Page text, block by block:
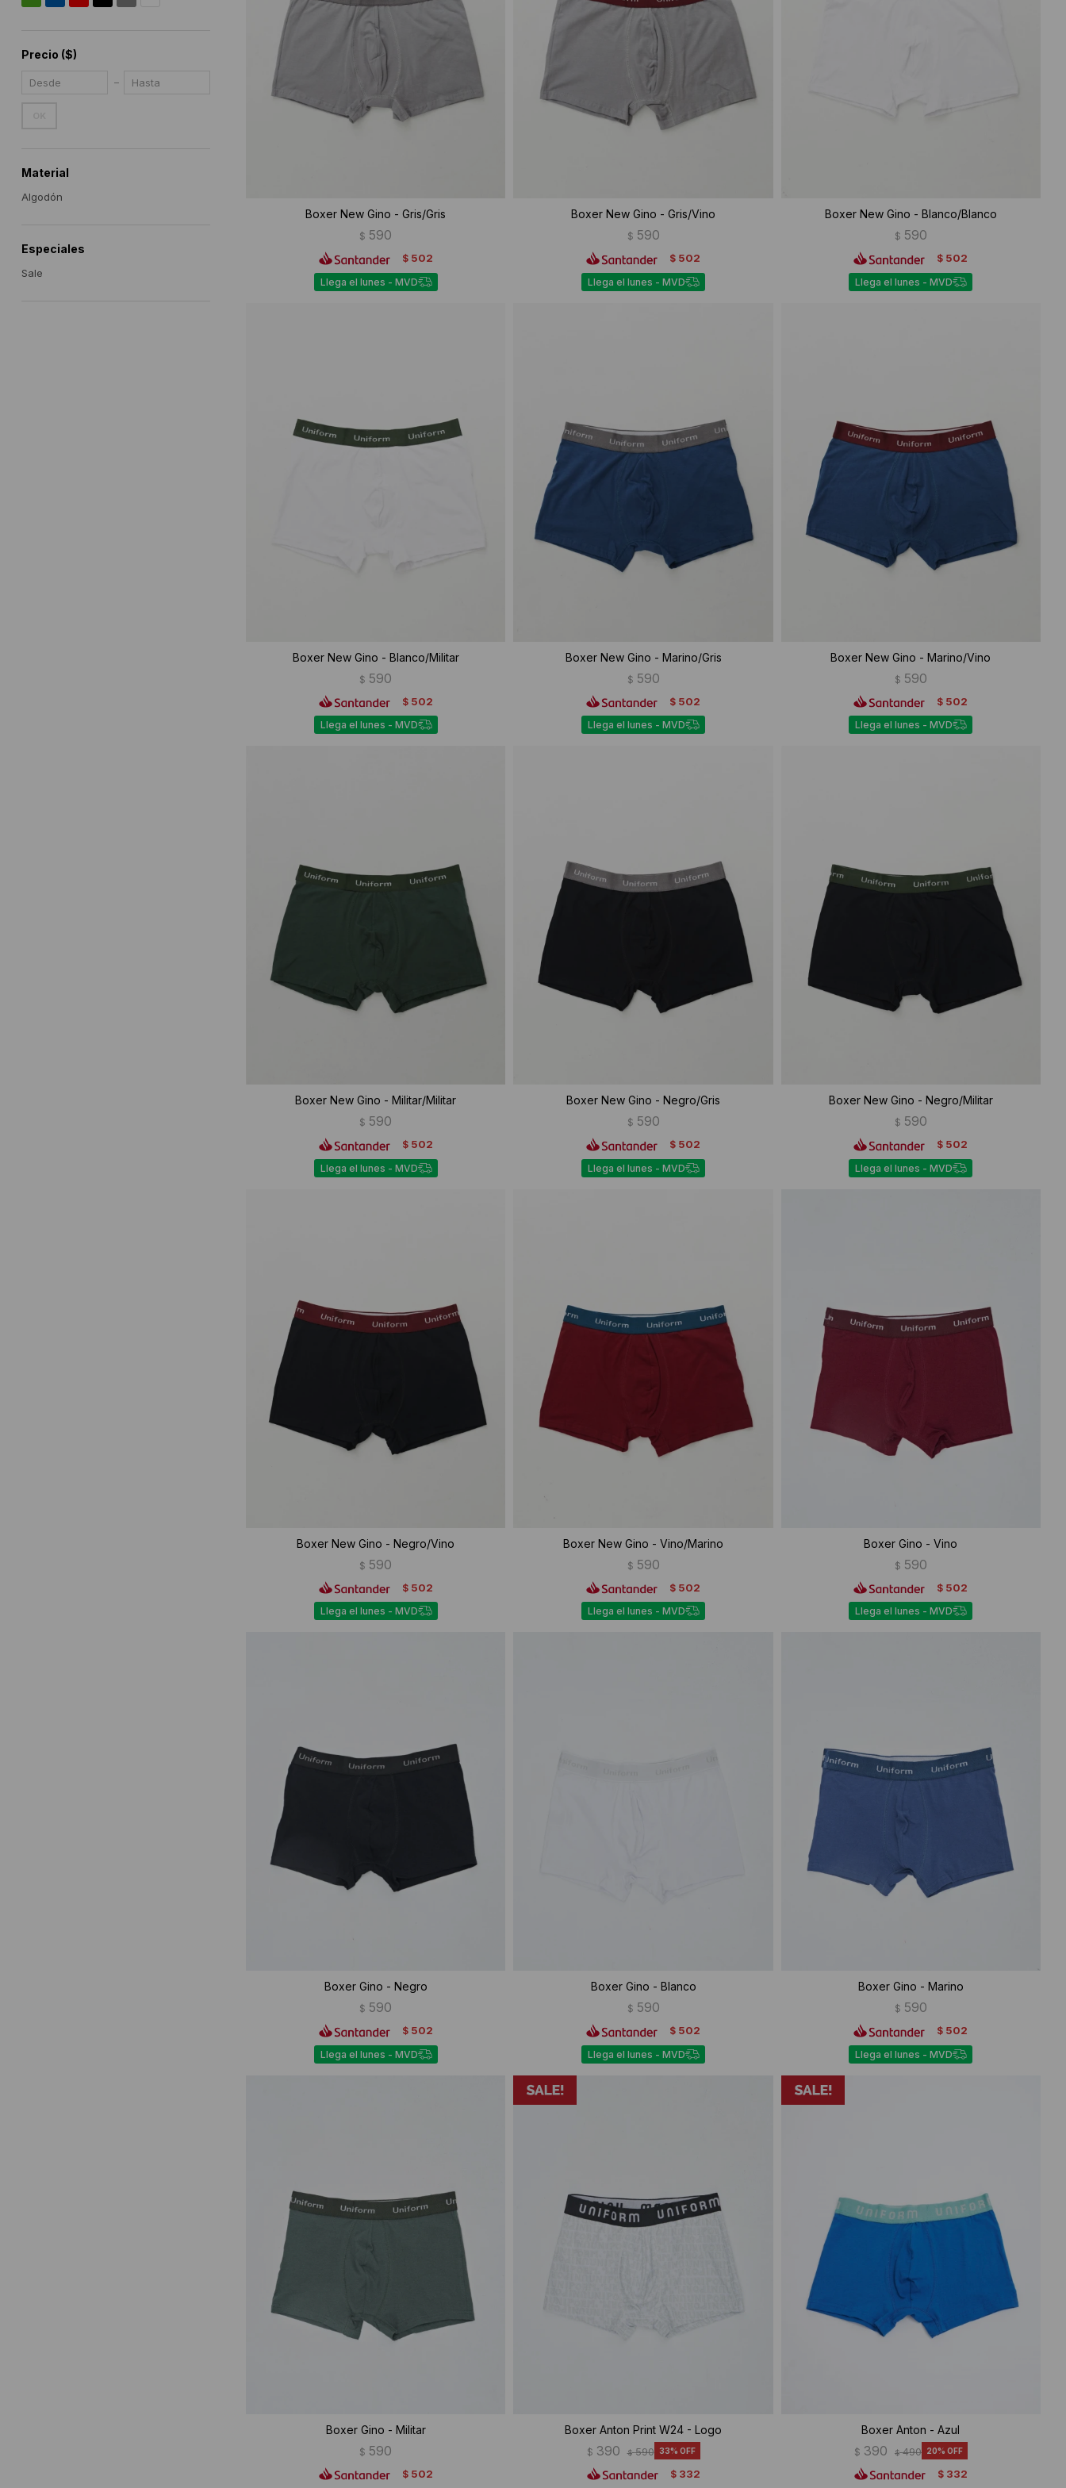
Boxer New Gino - Gris/Gris
$ 590
$ 502
Llega el lunes - MVD
Boxer New Gino - Gris/Vino
$ 590
$ 502
Llega el lunes - MVD
Boxer New Gino - Blanco/Blanco
$ 590
$ 502
Llega el lunes - MVD
Boxer New Gino - Blanco/Militar
$ 590
$ 502
Llega el lunes - MVD
Boxer New Gino - Marino/Gris
$ 590
$ 502
Llega el lunes - MVD
Boxer New Gino - Marino/Vino
$ 590
$ 502
Llega el lunes - MVD
Boxer New Gino - Militar/Militar
$ 590
$ 502
Llega el lunes - MVD
Boxer New Gino - Negro/Gris
$ 590
$ 502
Llega el lunes - MVD
Boxer New Gino - Negro/Militar
$ 590
$ 502
Llega el lunes - MVD
Boxer New Gino - Negro/Vino
$ 590
$ 502
Llega el lunes - MVD
Boxer New Gino - Vino/Marino
$ 590
$ 502
Llega el lunes - MVD
Boxer Gino - Vino
$ 590
$ 502
Llega el lunes - MVD
Boxer Gino - Negro
$ 590
$ 502
Llega el lunes - MVD
Boxer Gino - Blanco
$ 590
$ 502
Llega el lunes - MVD
Boxer Gino - Marino
$ 590
$ 502
Llega el lunes - MVD
Boxer Gino - Militar
$ 590
$ 502
Boxer Anton Print W24 - Logo
$ 390 $ 590 33
$ 332
Boxer Anton - Azul
$ 390 $ 490 20
$ 332
Precio ($)
Material
Algodón
Especiales
Sale